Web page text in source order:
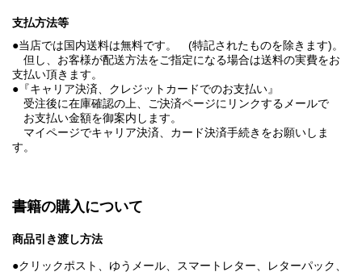
支払方法等
●当店では国内送料は無料です。 (特記されたものを除きます)。
但し、お客様が配送方法をご指定になる場合は送料の実費をお
支払い頂きます。
●『キャリア決済、クレジットカードでのお支払い』
受注後に在庫確認の上、ご決済ページにリンクするメールで
お支払い金額を御案内します。
マイページでキャリア決済、カード決済手続きをお願いしま
す。
書籍の購入について
商品引き渡し方法
●クリックポスト、ゆうメール、スマートレター、レターパック、